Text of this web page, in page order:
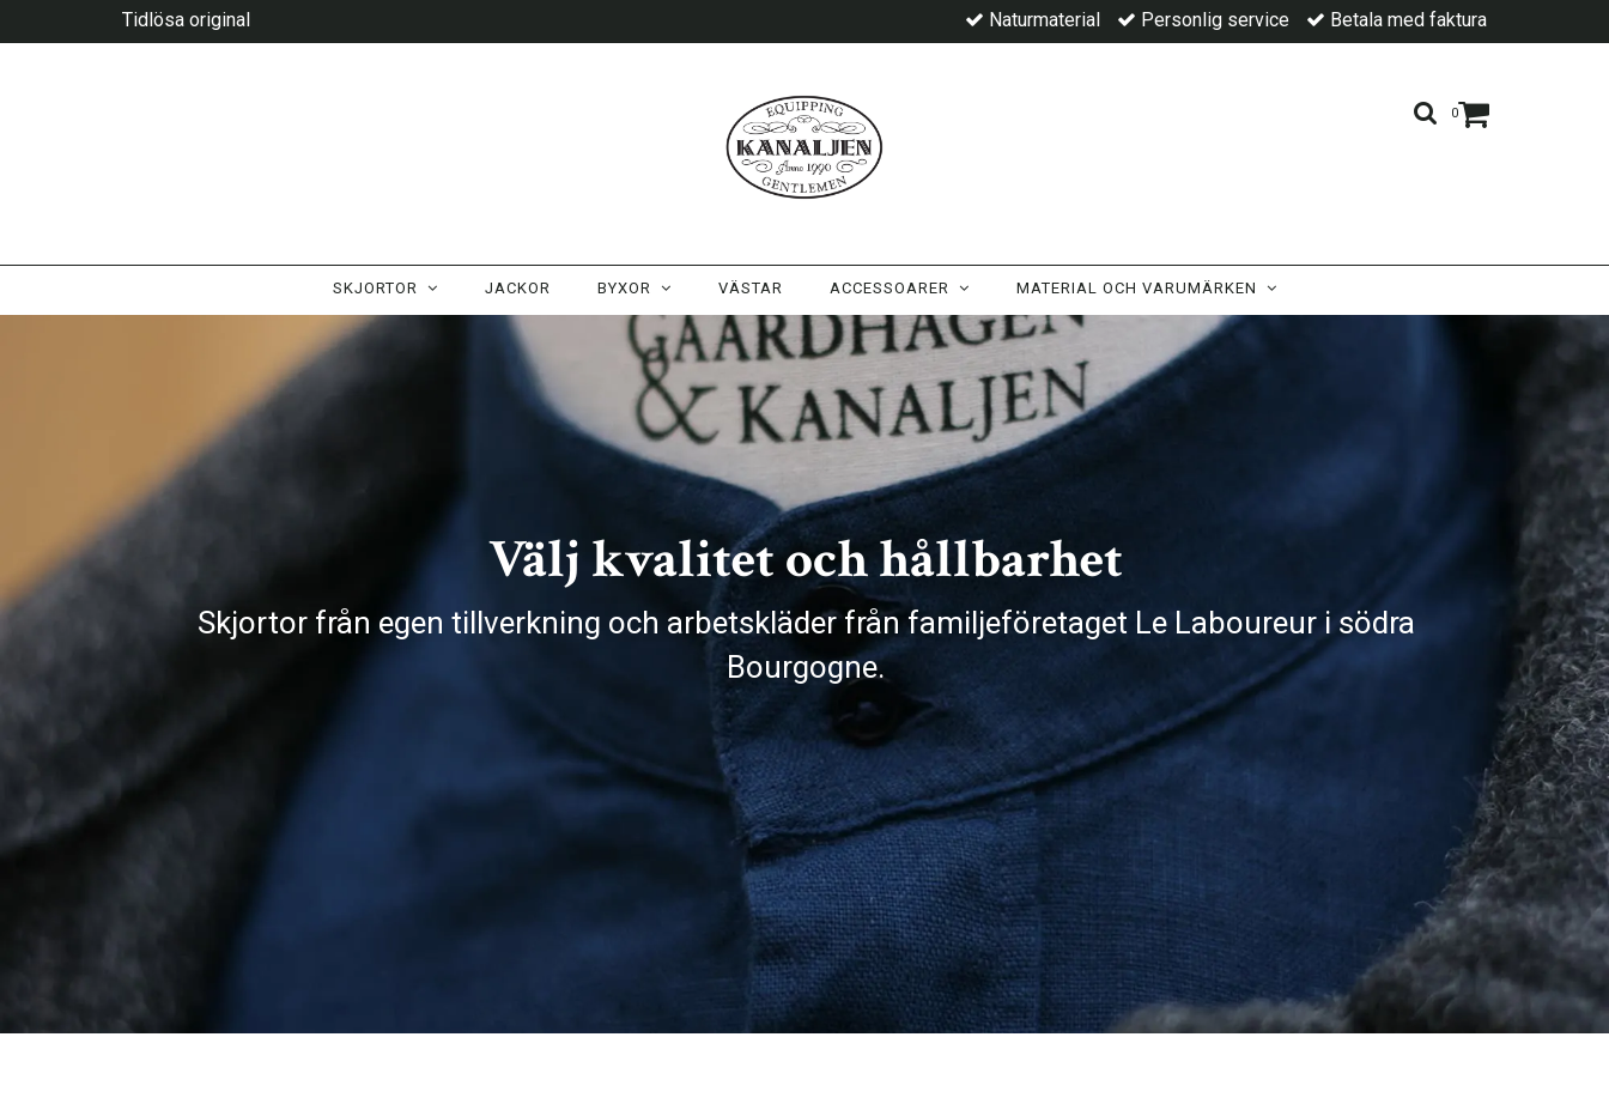
Tidlösa original Naturmaterial Personlig service Betala med faktura
0
SKJORTOR JACKOR BYXOR VÄSTAR ACCESSOARER MATERIAL OCH VARUMÄRKEN
Välj kvalitet och hållbarhet
Skjortor från egen tillverkning och arbetskläder från familjeföretaget Le Laboureur i södra
Bourgogne.